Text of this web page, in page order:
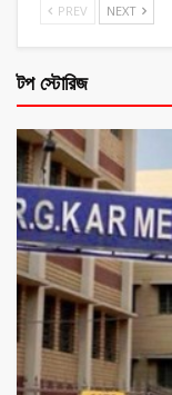
PREV NEXT
টপ স্টোরিজ